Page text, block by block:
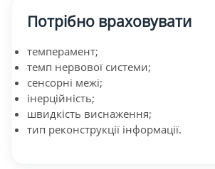
Потрібно враховувати
темперамент;
темп нервової системи;
сенсорні межі;
інерційність;
швидкість виснаження;
тип реконструкції інформації.